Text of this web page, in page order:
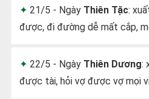
21/5 - Ngày Thiên Tặc:
được, đi đường dễ mất cắp,
22/5 - Ngày Thiên Dương:
được tài, hỏi vợ được vợ mọi